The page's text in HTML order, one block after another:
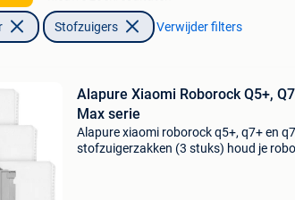
Stofzuigers Verwijder filters
Alapure Xiaomi Roborock Q5+,
Max serie
Alapure xiaomi roborock q5+, q7+ en
stofzuigerzakken (3 stuks) houd je